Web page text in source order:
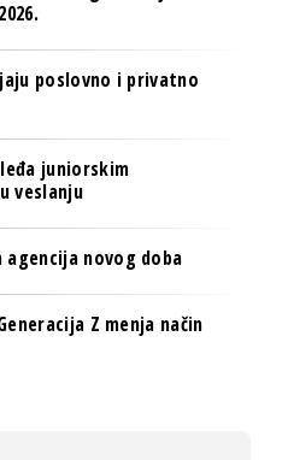
poslovno i privatno
juniorskim
veslanju
novog doba
Z menja način